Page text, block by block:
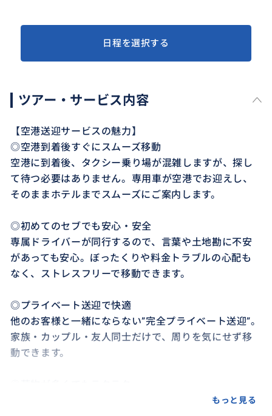
日程を選択する
ツアー・サービス内容
【空港送迎サービスの魅力】
◎空港到着後すぐにスムーズ移動
空港に到着後、タクシー乗り場が混雑しますが、探し
て待つ必要はありません。専用車が空港でお迎えし、
そのままホテルまでスムーズにご案内します。
◎初めてのセブでも安心・安全
専属ドライバーが同行するので、言葉や土地勘に不安
があっても安心。ぼったくりや料金トラブルの心配も
なく、ストレスフリーで移動できます。
◎プライベート送迎で快適
他のお客様と一緒にならない”完全プライベート送迎”。
家族・カップル・友人同士だけで、周りを気にせず移
動できます。
スーツケースや手荷物も車に積んでそのまま移動。乗
もっと見る